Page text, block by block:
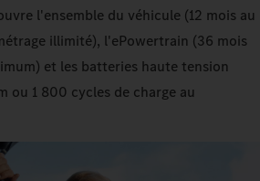
l'ensemble du véhicule (12 mois au
illimité), l'ePowertrain (36 mois
et les batteries haute tension
ou 1 800 cycles de charge au